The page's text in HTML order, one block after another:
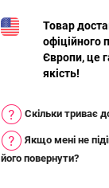
Товар
Європи, це
якість!
Скільки триває
Якщо мені не
його повернути?